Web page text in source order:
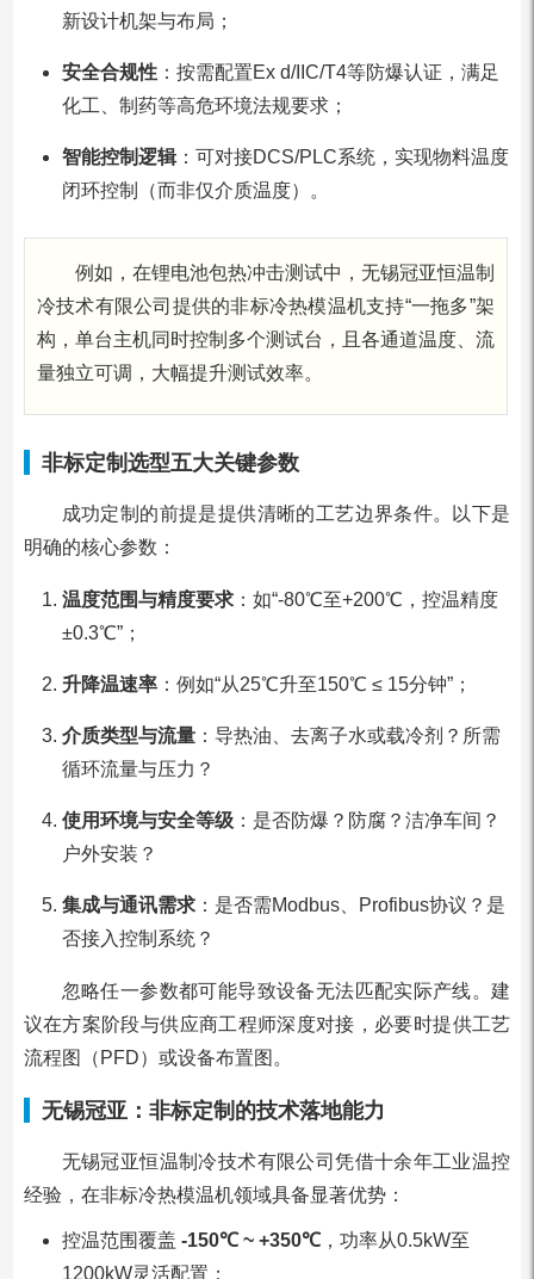
新设计机架与布局；
安全合规性：按需配置Ex d/IIC/T4等防爆认证，满足
化工、制药等高危环境法规要求；
智能控制逻辑：可对接DCS/PLC系统，实现物料温度
闭环控制（而非仅介质温度）。
例如，在锂电池包热冲击测试中，无锡冠亚恒温制
冷技术有限公司提供的非标冷热模温机支持“一拖多”架
构，单台主机同时控制多个测试台，且各通道温度、流
量独立可调，大幅提升测试效率。
非标定制选型五大关键参数
成功定制的前提是提供清晰的工艺边界条件。以下是
明确的核心参数：
温度范围与精度要求：如“-80℃至+200℃，控温精度
±0.3℃”；
升降温速率：例如“从25℃升至150℃ ≤ 15分钟”；
介质类型与流量：导热油、去离子水或载冷剂？所需
循环流量与压力？
使用环境与安全等级：是否防爆？防腐？洁净车间？
户外安装？
集成与通讯需求：是否需Modbus、Profibus协议？是
否接入控制系统？
忽略任一参数都可能导致设备无法匹配实际产线。建
议在方案阶段与供应商工程师深度对接，必要时提供工艺
流程图（PFD）或设备布置图。
无锡冠亚：非标定制的技术落地能力
无锡冠亚恒温制冷技术有限公司凭借十余年工业温控
经验，在非标冷热模温机领域具备显著优势：
控温范围覆盖 -150℃ ~ +350℃，功率从0.5kW至
1200kW灵活配置；